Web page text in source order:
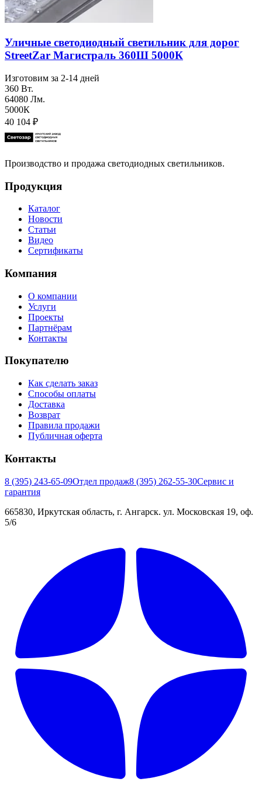
Уличные светодиодный светильник для дорог
StreetZar Магистраль 360Ш 5000К
Изготовим за 2-14 дней
360 Вт.
64080 Лм.
5000К
40 104 ₽
Производство и продажа светодиодных светильников.
Продукция
Каталог
Новости
Статьи
Видео
Сертификаты
Компания
О компании
Услуги
Проекты
Партнёрам
Контакты
Покупателю
Как сделать заказ
Способы оплаты
Доставка
Возврат
Правила продажи
Публичная оферта
Контакты
8 (395) 243-65-09Отдел продаж8 (395) 262-55-30Сервис и
гарантия
665830, Иркутская область, г. Ангарск. ул. Московская 19, оф.
5/6